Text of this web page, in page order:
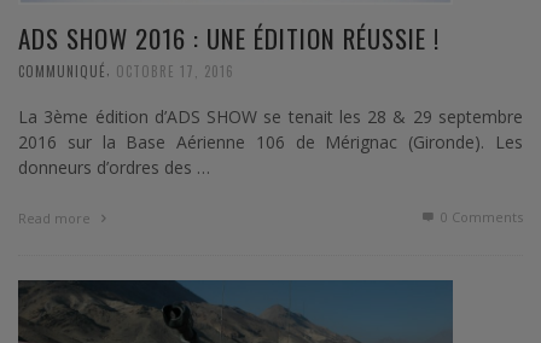
ADS SHOW 2016 : UNE ÉDITION RÉUSSIE !
COMMUNIQUÉ OCTOBRE 17, 2016
La 3ème édition d’ADS SHOW se tenait les 28 & 29 septembre
2016 sur la Base Aérienne 106 de Mérignac (Gironde). Les
donneurs d’ordres des …
Read more 0 Comments